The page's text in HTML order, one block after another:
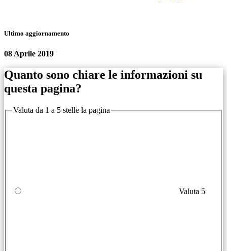
Ultimo aggiornamento
08 Aprile 2019
Quanto sono chiare le informazioni su
questa pagina?
Valuta da 1 a 5 stelle la pagina
Valuta 5